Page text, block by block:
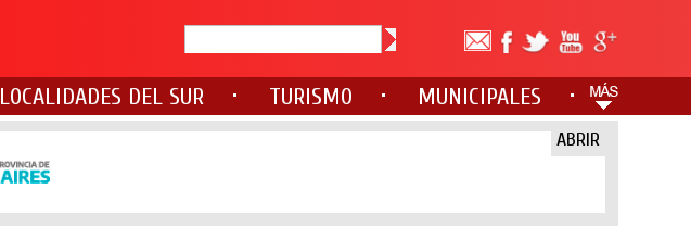
LOCALIDADES DEL SUR TURISMO MUNICIPALES
ABRIR